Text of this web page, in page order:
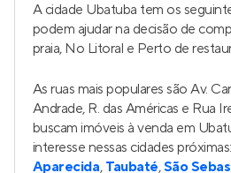
A cidade Ubatuba tem os
podem ajudar na decisão de
praia, No Litoral e Perto de
As ruas mais populares são Av.
Andrade, R. das Américas e Rua
buscam imóveis à venda em
interesse nessas cidades próximas:
Aparecida, Taubaté,São